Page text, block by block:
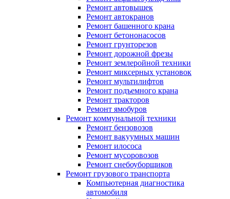
Ремонт автовышек
Ремонт автокранов
Ремонт башенного крана
Ремонт бетононасосов
Ремонт грунторезов
Ремонт дорожной фрезы
Ремонт землеройной техники
Ремонт миксерных установок
Ремонт мультилифтов
Ремонт подъемного крана
Ремонт тракторов
Ремонт ямобуров
Ремонт коммунальной техники
Ремонт бензовозов
Ремонт вакуумных машин
Ремонт илососа
Ремонт мусоровозов
Ремонт снебоуборщиков
Ремонт грузового транспорта
Компьютерная диагностика
автомобиля